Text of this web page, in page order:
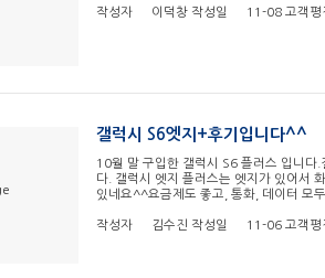
작성자 이덕창 작성일 11-08 고객평
갤럭시 S6엣지+후기입니다^^
10월 말 구입한 갤럭시 S6 플러스 입니다
다. 갤럭시 엣지 플러스는 엣지가 있어서
있네요^^요금제도 좋고, 통화, 데이터 모
작성자 김수진 작성일 11-06 고객평